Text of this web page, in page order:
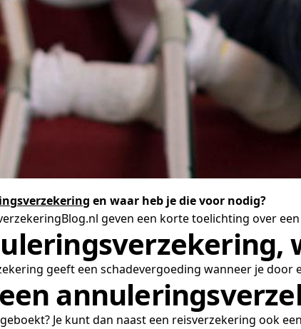
en waar heb je die voor nodig?
geven een korte toelichting over een
geeft een schadevergoeding wanneer je
Je kunt dan naast een reisverzekering ook